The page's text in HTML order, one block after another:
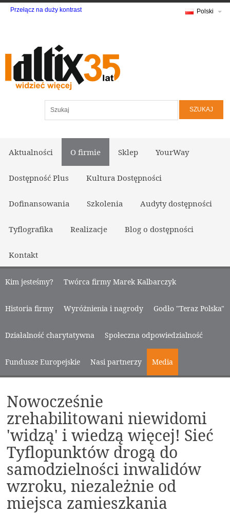
Przełącz na duży kontrast Polski
Aktualności O firmie Sklep YourWay
Dostępność Plus Kultura Dostępności
Dofinansowania Szkolenia Audyty dostępności
Tyflografika Realizacje Blog o dostępności
Kontakt
Kim jesteśmy? Twórca firmy Marek Kalbarczyk
Historia firmy Wyróżnienia i nagrody Godło "Teraz Polska"
Działalność charytatywna Społeczna odpowiedzialność
Fundusze Europejskie Nasi partnerzy Media
Nowocześnie
zrehabilitowani niewidomi
'widzą' i wiedzą więcej! Sieć
Tyflopunktów drogą do
samodzielności inwalidów
wzroku, niezależnie od
miejsca zamieszkania